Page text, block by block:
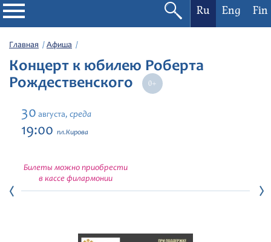
Филармония
Афиша
Фестивали
Абонементы
Новости
Ru Eng Fin
Главная Афиша
Концерт к юбилею Роберта
Рождественского
30 августа, среда
19:00 пл.Кирова
Билеты можно приобрести
в кассе филармонии